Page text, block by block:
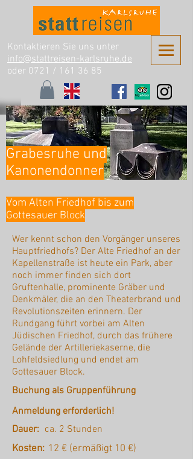
Kontaktieren Sie uns unter
info@stattreisen-karlsruhe.de
oder 0721 / 161 36 85
Grabesruhe und
Kanonendonner
Vom Alten Friedhof bis zum
Gottesauer Block
Wer kennt schon den Vorgänger unseres
Hauptfriedhofs? Der Alte Friedhof an der
Kapellenstraße ist heute ein Park, aber
noch immer finden sich dort
Gruftenhalle, prominente Gräber und
Denkmäler, die an den Theaterbrand und
Revolutionszeiten erinnern. Der
Rundgang führt vorbei am Alten
Jüdischen Friedhof, durch das frühere
Gelände der Artilleriekaserne, die
Lohfeldsiedlung und endet am
Gottesauer Block.
Buchung als Gruppenführung
Anmeldung erforderlich!
ca. 2 Stunden
Dauer:
Kosten: 12 € (ermäßigt 10 €)